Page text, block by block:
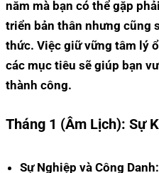
năm mà bạn có thể gặp
triển bản thân nhưng cũng
thức. Việc giữ vững tâm lý
các mục tiêu sẽ giúp bạn
thành công.
Tháng 1 (Âm Lịch): Sự
Sự Nghiệp và Công Danh: